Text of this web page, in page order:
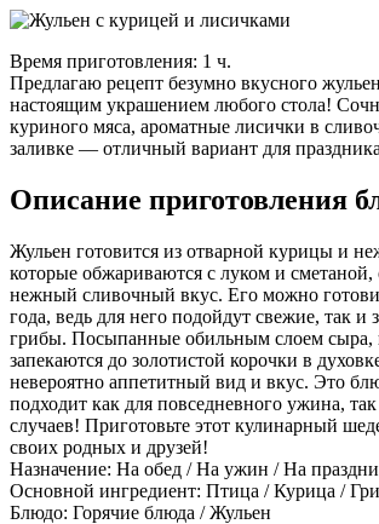
Время приготовления: 1 ч.
Предлагаю рецепт безумно вкусного
настоящим украшением любого стола!
куриного мяса, ароматные лисички в
заливке — отличный вариант для
Описание приготовления
Жульен готовится из отварной курицы и
которые обжариваются с луком и сметаной,
нежный сливочный вкус. Его можно
года, ведь для него подойдут свежие, так и
грибы. Посыпанные обильным слоем сыра,
запекаются до золотистой корочки в
невероятно аппетитный вид и вкус. Это
подходит как для повседневного ужина,
случаев! Приготовьте этот кулинарный
своих родных и друзей!
Назначение: На обед / На ужин / На
Основной ингредиент: Птица / Курица /
Блюдо: Горячие блюда / Жульен